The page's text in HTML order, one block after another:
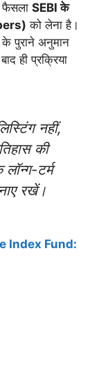
फैसला SEBI के
को लेना है।
पुराने अनुमान
ही प्रक्रिया
नहीं,
की
टर्म
रखें।
Index Fund: